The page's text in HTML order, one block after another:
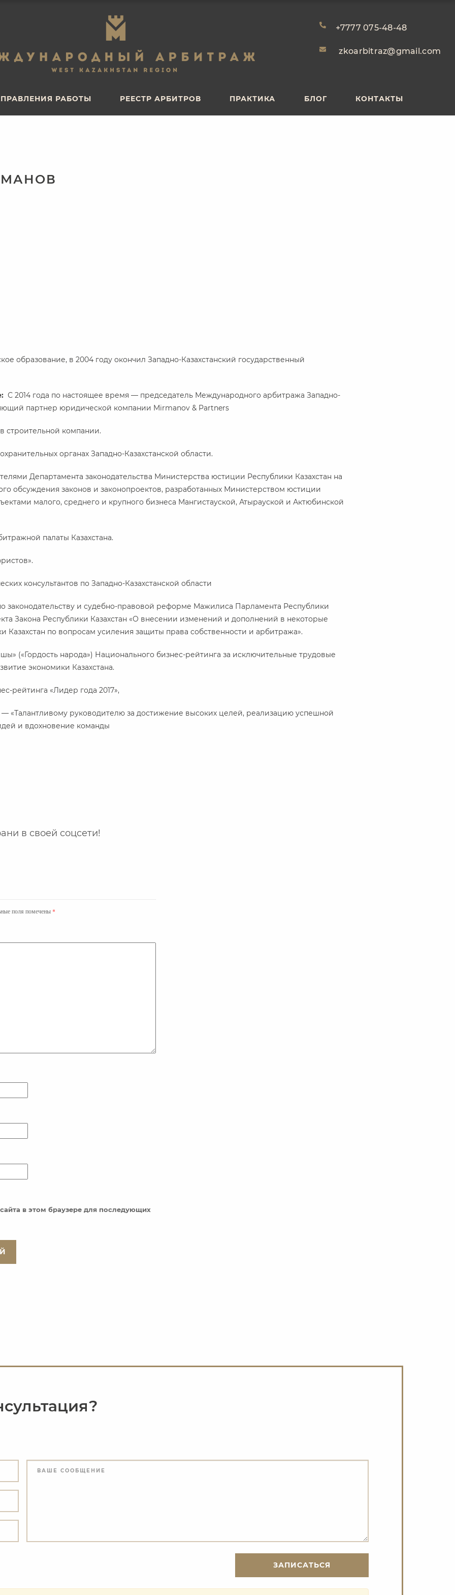
+7777 075-48-48
zkoarbitraz@gmail.com
РАБОТЫ РЕЕСТР АРБИТРОВ ПРАКТИКА БЛОГ КОНТАКТЫ
РЕЕСТР АРБИТРОВ
образование, в 2004 году окончил Западно-Казахстанский государственный
С 2014 года по настоящее время — председатель Международного арбитража Западно-
партнер юридической компании Mirmanov & Partners
строительной компании.
органах Западно-Казахстанской области.
Департамента законодательства Министерства юстиции Республики Казахстан на
обсуждения законов и законопроектов, разработанных Министерством юстиции
малого, среднего и крупного бизнеса Мангистауской, Атырауской и Актюбинской
палаты Казахстана.
консультантов по Западно-Казахстанской области
законодательству и судебно-правовой реформе Мажилиса Парламента Республики
Закона Республики Казахстан «О внесении изменений и дополнений в некоторые
Казахстан по вопросам усиления защиты права собственности и арбитража».
(«Гордость народа») Национального бизнес-рейтинга за исключительные трудовые
экономики Казахстана.
рейтинга «Лидер года 2017»,
«Талантливому руководителю за достижение высоких целей, реализацию успешной
и вдохновение команды
в своей соцсети!
поля помечены *
в этом браузере для последующих